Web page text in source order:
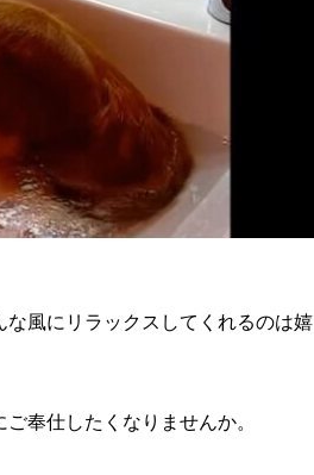
風にリラックスしてくれるのは嬉
奉仕したくなりませんか。